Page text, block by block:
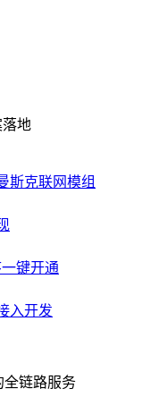
落地
斯克联网模组
键开通
入开发
全链路服务